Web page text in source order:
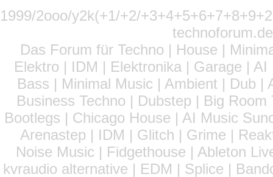
1999/2ooo/y2k(+1/+2/
Das Forum für Techno | House |
Elektro | IDM | Elektronika | Garage |
Bass | Minimal Music | Ambient | Dub
Business Techno | Dubstep | Big
Bootlegs | Chicago House | AI Music
Arenastep | IDM | Glitch | Grime |
Noise Music | Fidgethouse | Ableton
kvraudio alternative | EDM | Splice |